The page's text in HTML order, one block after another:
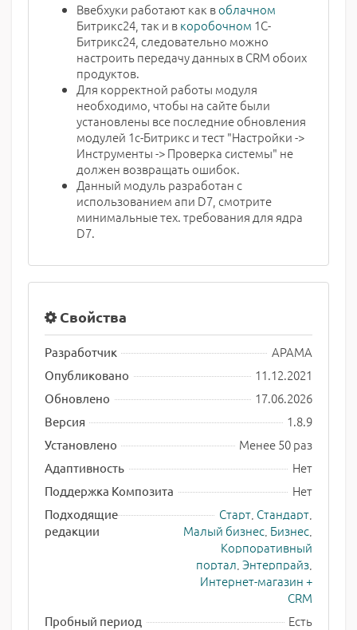
Ввебхуки работают как воблачном
Битрикс24, так и вкоробочном 1С-
Битрикс24, следовательно можно
настроить передачу данных в CRM обоих
продуктов.
Для корректной работы модуля
необходимо, чтобы на сайте были
установлены все последние обновления
модулей 1с-Битрикс и тест "Настройки ->
Инструменты -> Проверка системы" не
должен возвращать ошибок.
Данный модуль разработан с
использованием апи D7, смотрите
минимальные тех. требования для ядра
D7.
Свойства
Разработчик АРАМА
Опубликовано 11.12.2021
Обновлено 17.06.2026
Версия 1.8.9
Установлено Менее 50 раз
Адаптивность Нет
Поддержка Композита Нет
Подходящие
редакции
Старт Стандарт
Малый бизнес Бизнес
Корпоративный
портал Энтерпрайз
Интернет-магазин +
CRM
Пробный период Есть